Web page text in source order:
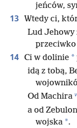
jeńców,
13 Wtedy ci,
Lud Jehowy
14 Ci w dolinie *
idą z tobą,
Od Machira v
a od
wojska *.